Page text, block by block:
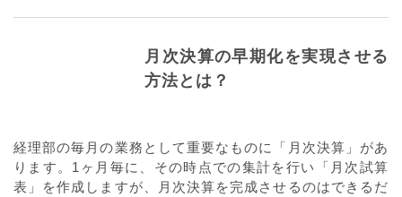
月次決算の早期化を実現させる
方法とは？
経理部の毎月の業務として重要なものに「月次決算」があ
ります。1ヶ月毎に、その時点での集計を行い「月次試算
表」を作成しますが、月次決算を完成させるのはできるだ